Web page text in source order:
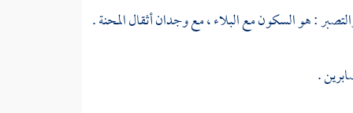
: هو السكون مع البلاء ، مع وجدان أثقال المحنة .
.